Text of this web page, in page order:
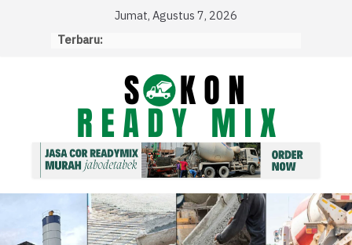
Jumat, Agustus 7, 2026
Terbaru: